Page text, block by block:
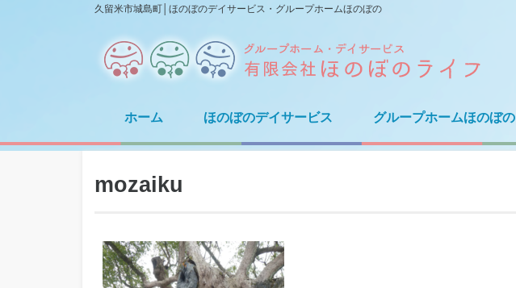
久留米市城島町│ほのぼのデイサービス・グループホームほのぼの
ホーム ほのぼのデイサービス グループホームほのぼの
mozaiku